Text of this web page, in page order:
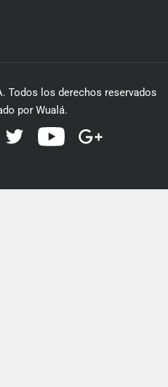
Todos los derechos reservados
por Wualá.